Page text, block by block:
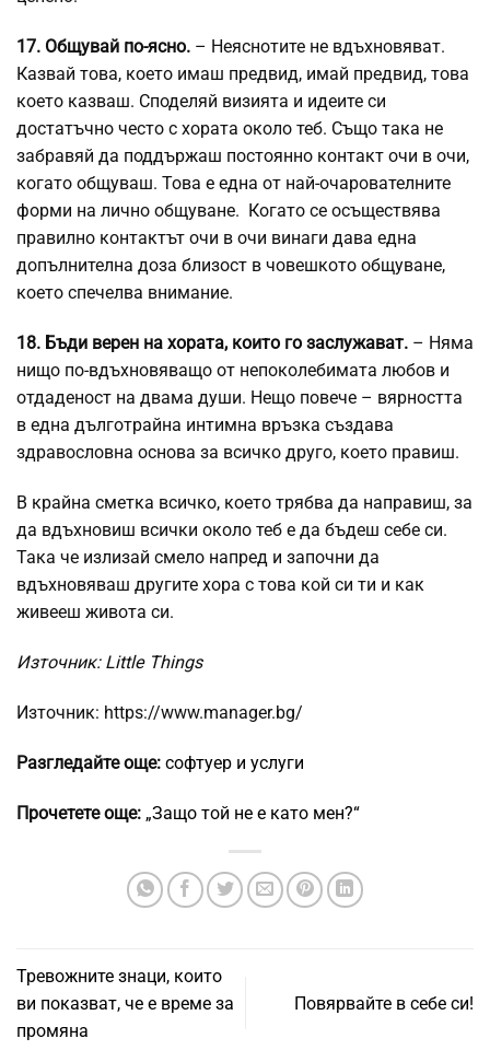
17. Общувай по-ясно. – Неяснотите не вдъхновяват.
Казвай това, което имаш предвид, имай предвид, това
което казваш. Споделяй визията и идеите си
достатъчно често с хората около теб. Също така не
забравяй да поддържаш постоянно контакт очи в очи,
когато общуваш. Това е една от най-очарователните
форми на лично общуване. Когато се осъществява
правилно контактът очи в очи винаги дава една
допълнителна доза близост в човешкото общуване,
което спечелва внимание.
18. Бъди верен на хората, които го заслужават. – Няма
нищо по-вдъхновяващо от непоколебимата любов и
отдаденост на двама души. Нещо повече – вярността
в една дълготрайна интимна връзка създава
здравословна основа за всичко друго, което правиш.
В крайна сметка всичко, което трябва да направиш, за
да вдъхновиш всички около теб е да бъдеш себе си.
Така че излизай смело напред и започни да
вдъхновяваш другите хора с това кой си ти и как
живееш живота си.
Източник: Little Things
Източник: https://www.manager.bg/
Разгледайте още: софтуер и услуги
Прочетете още: „Защо той не е като мен?“
Тревожните знаци, които
ви показват, че е време за
промяна
Повярвайте в себе си!